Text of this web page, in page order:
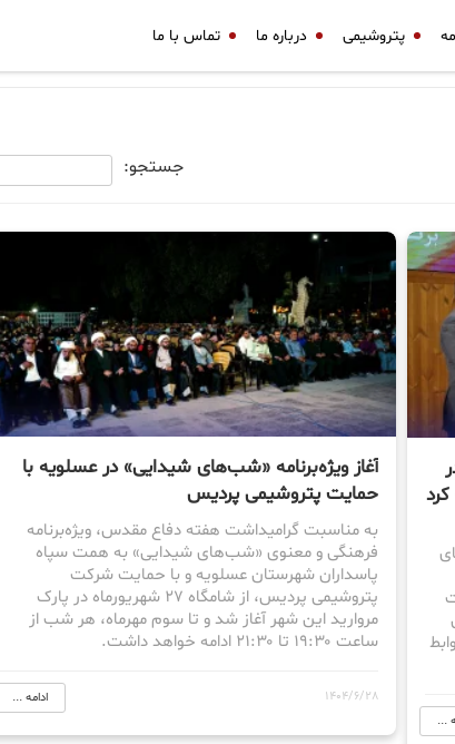
پتروشیمی درباره ما تماس با ما
جستجو:
...
آغاز ویژه‌برنامه «شب‌های شیدایی» در عسلویه با
حمایت پتروشیمی پردیس
به مناسبت گرامیداشت هفته دفاع مقدس، ویژه‌برنامه
فرهنگی و معنوی «شب‌های شیدایی» به همت سپاه
پاسداران شهرستان عسلویه و با حمایت شرکت
پتروشیمی پردیس، از شامگاه ۲۷ شهریورماه در پارک
مروارید این شهر آغاز شد و تا سوم مهرماه، هر شب از
ساعت ۱۹:۳۰ تا ۲۱:۳۰ ادامه خواهد داشت.
1404/6/28 ادامه ...